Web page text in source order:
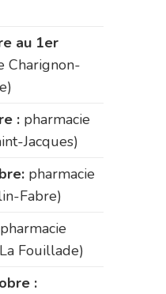
au 1er
Charignon-
: pharmacie
Jacques)
pharmacie
Fabre)
pharmacie
Fouillade)
: